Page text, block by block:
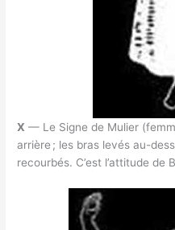
X — Le Signe de Mulier
arrière ; les bras levés au-
recourbés. C’est l’attitude de